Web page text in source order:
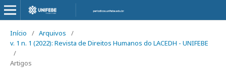
Início / Arquivos
/
v. 1 n. 1 (2022): Revista de Direitos Humanos do LACEDH - UNIFEBE
/
Artigos